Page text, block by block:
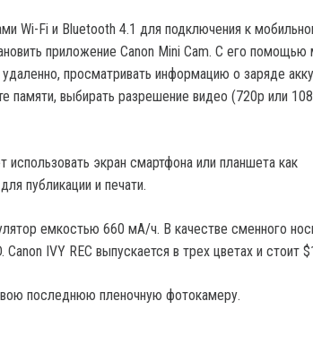
Wi-Fi и Bluetooth 4.1 для подключения к
приложение Canon Mini Cam. С его
просматривать информацию о заряде
памяти, выбирать разрешение видео (720p или
экран смартфона или планшета как
публикации и печати.
емкостью 660 мА/ч. В качестве сменного
IVY REC выпускается в трех цветах и стоит
последнюю пленочную фотокамеру.